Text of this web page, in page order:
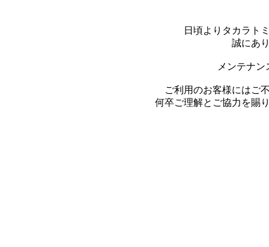
日頃よりタカラト
誠にあ
メンテナ
ご利用のお客様にはご
何卒ご理解とご協力を賜